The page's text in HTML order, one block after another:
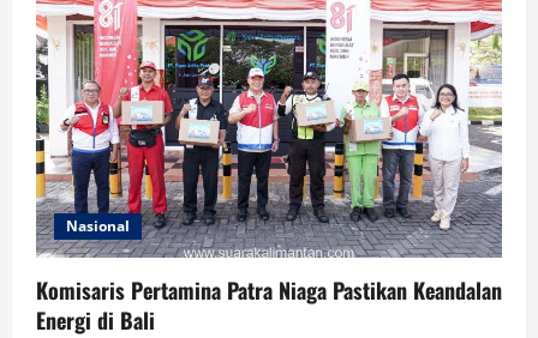
Nasional
Komisaris Pertamina Patra Niaga Pastikan Keandalan
Energi di Bali